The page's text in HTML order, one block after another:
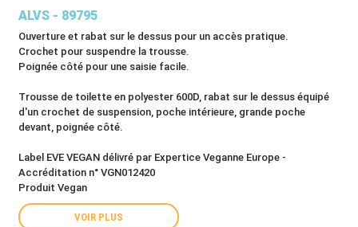
ALVS - 89795
Ouverture et rabat sur le dessus pour un accès pratique.
Crochet pour suspendre la trousse.
Poignée côté pour une saisie facile.
Trousse de toilette en polyester 600D, rabat sur le dessus équipé
d'un crochet de suspension, poche intérieure, grande poche
devant, poignée côté.
Label EVE VEGAN délivré par Expertice Veganne Europe -
Accréditation n° VGN012420
Produit Vegan
VOIR PLUS